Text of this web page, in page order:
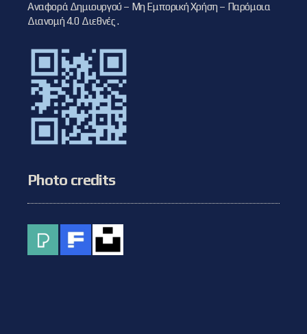
Αναφορά Δημιουργού – Μη Εμπορική Χρήση – Παρόμοια
Διανομή 4.0 Διεθνές.
Photo credits